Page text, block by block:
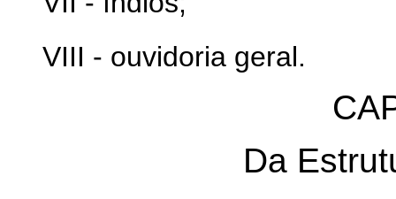
VIII - ouvidoria geral.
Da